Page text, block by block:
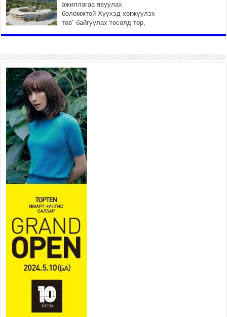
ажиллагаа явуулах
боломжтой-Хүүхэд хөгжүүлэх
төв” байгуулах төсөлд төр,
Б.Пүрэвдагва: “Урт цагаан”-ыг
залуучууд чөлөөт цагаа
өнгөрүүлдэг, жуулчид зорьж
ирдэг цэг болгоно
2026 оны 7 сар 21 / 16 цаг 47 минут
Тусгай замын автобус /BRT/
төслийн удирдах хорооны
ээлжит хуралдаан боллоо
2026 оны 7 сар 21 / 16 цаг 43 минут
Ерөнхий сайд Н.Учрал БНХАУ-аас Монгол Улсад
суугаа Элчин сайд Шэнь Миньжюанийг хүлээн
авч уулзав
2026 оны 7 сар 21 / 16 цаг 39 минут
БҮГД НАЙРАМДАХ ТАЖИКИСТАН УЛСТАЙ
ЭДИЙН ЗАСГИЙН ХАМТЫН АЖИЛЛАГААГ
ӨРГӨЖҮҮЛНЭ
2026 оны 7 сар 21 / 16 цаг 34 минут
26,992 суралцагч хотхоны бага сургуульд, 8100
суралцагч төрөлжсөн ахлах сургуульд
2026 оны 7 сар 21 / 13 цаг 43 минут
COP17 хурлын үеэрх замын хөдөлгөөн, нийтийн
тээврийн зохицуулалт, сургууль, цэцэрлэг, зах,